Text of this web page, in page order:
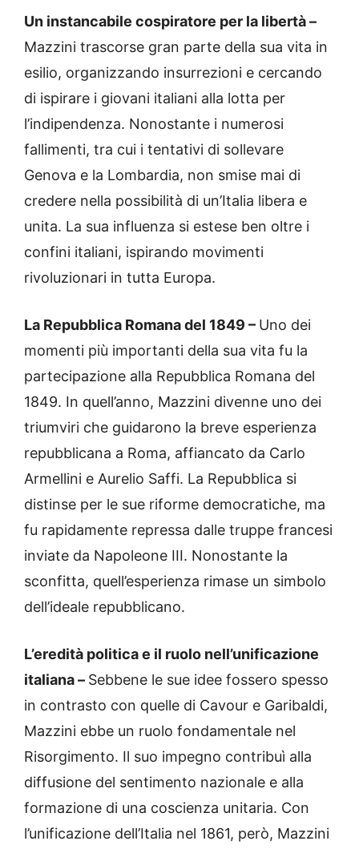
Un instancabile cospiratore per la libertà –
Mazzini trascorse gran parte della sua vita in
esilio, organizzando insurrezioni e cercando
di ispirare i giovani italiani alla lotta per
l’indipendenza. Nonostante i numerosi
fallimenti, tra cui i tentativi di sollevare
Genova e la Lombardia, non smise mai di
credere nella possibilità di un’Italia libera e
unita. La sua influenza si estese ben oltre i
confini italiani, ispirando movimenti
rivoluzionari in tutta Europa.
La Repubblica Romana del 1849 – Uno dei
momenti più importanti della sua vita fu la
partecipazione alla Repubblica Romana del
1849. In quell’anno, Mazzini divenne uno dei
triumviri che guidarono la breve esperienza
repubblicana a Roma, affiancato da Carlo
Armellini e Aurelio Saffi. La Repubblica si
distinse per le sue riforme democratiche, ma
fu rapidamente repressa dalle truppe francesi
inviate da Napoleone III. Nonostante la
sconfitta, quell’esperienza rimase un simbolo
dell’ideale repubblicano.
L’eredità politica e il ruolo nell’unificazione
italiana – Sebbene le sue idee fossero spesso
in contrasto con quelle di Cavour e Garibaldi,
Mazzini ebbe un ruolo fondamentale nel
Risorgimento. Il suo impegno contribuì alla
diffusione del sentimento nazionale e alla
formazione di una coscienza unitaria. Con
l’unificazione dell’Italia nel 1861, però, Mazzini